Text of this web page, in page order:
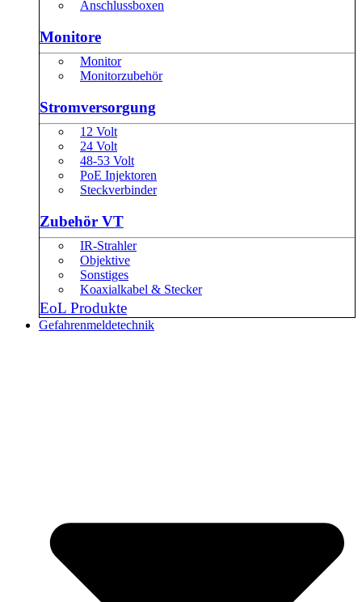
Anschlussboxen
Monitore
Monitor
Monitorzubehör
Stromversorgung
12 Volt
24 Volt
48-53 Volt
PoE Injektoren
Steckverbinder
Zubehör VT
IR-Strahler
Objektive
Sonstiges
Koaxialkabel & Stecker
EoL Produkte
Gefahrenmeldetechnik